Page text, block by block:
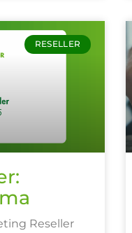
RESELLER
Reseller